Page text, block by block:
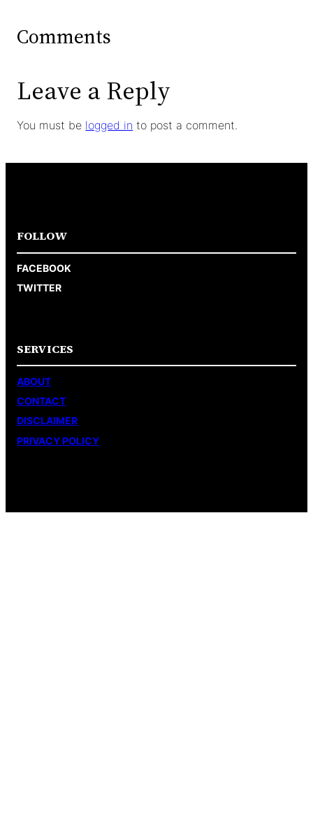
Comments
Leave a Reply
You must be logged in to post a comment.
FOLLOW
FACEBOOK
TWITTER
SERVICES
ABOUT
CONTACT
DISCLAIMER
PRIVACY POLICY